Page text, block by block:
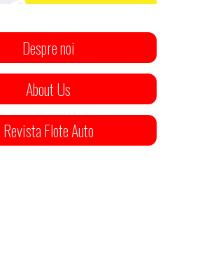
Despre noi
About Us
Revista Flote Auto